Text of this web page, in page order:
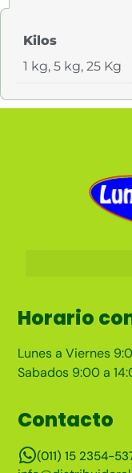
Kilos
1 kg, 5 kg, 25 Kg
Horario
Lunes a Viernes
Sabados 9:00 a
Contacto
(011) 15 2354-